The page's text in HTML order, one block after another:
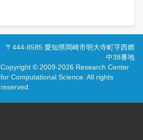
〒444-8585 愛知県岡崎市明大寺町字西郷
中38番地
Copyright © 2009-2026 Research Center
for Computational Science. All rights
reserved.